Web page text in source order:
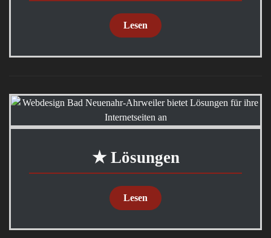
Lesen
★ Lösungen
Lesen